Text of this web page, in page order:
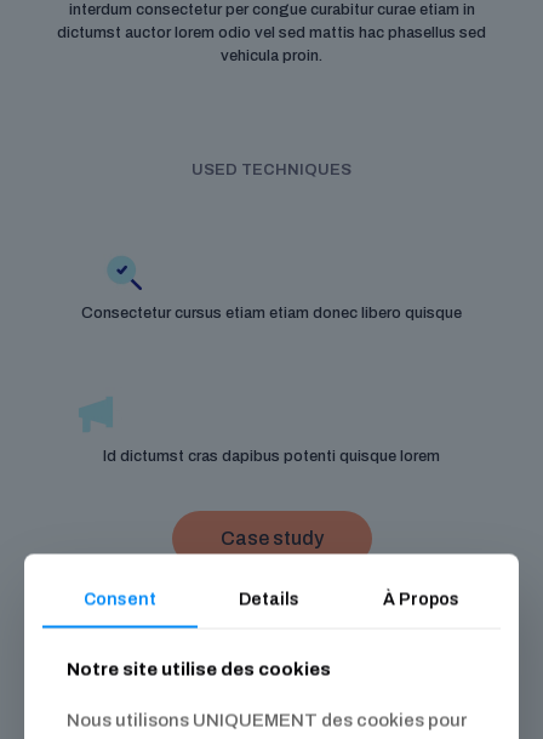
interdum consectetur per congue curabitur curae etiam in
dictumst auctor lorem odio vel sed mattis hac phasellus sed
vehicula proin.
USED TECHNIQUES
Consectetur cursus etiam etiam donec libero quisque
Id dictumst cras dapibus potenti quisque lorem
Case study
MAIN GOALS
Lobortis eros aliquam consequat
Consent Details À Propos
Notre site utilise des cookies
Nous utilisons UNIQUEMENT des cookies pour